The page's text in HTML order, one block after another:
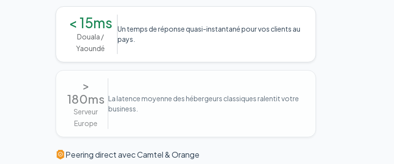
< 15ms
Douala /
Yaoundé
Un temps de réponse quasi-instantané pour vos clients au
pays.
>
180ms
Serveur
Europe
La latence moyenne des hébergeurs classiques ralentit votre
business.
Peering direct avec Camtel & Orange